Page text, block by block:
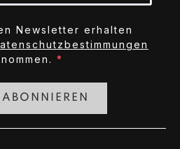
Newsletter erhalten